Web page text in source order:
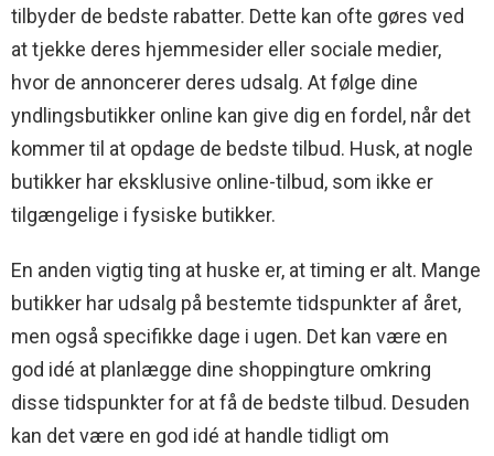
tilbyder de bedste rabatter. Dette kan ofte gøres ved
at tjekke deres hjemmesider eller sociale medier,
hvor de annoncerer deres udsalg. At følge dine
yndlingsbutikker online kan give dig en fordel, når det
kommer til at opdage de bedste tilbud. Husk, at nogle
butikker har eksklusive online-tilbud, som ikke er
tilgængelige i fysiske butikker.
En anden vigtig ting at huske er, at timing er alt. Mange
butikker har udsalg på bestemte tidspunkter af året,
men også specifikke dage i ugen. Det kan være en
god idé at planlægge dine shoppingture omkring
disse tidspunkter for at få de bedste tilbud. Desuden
kan det være en god idé at handle tidligt om